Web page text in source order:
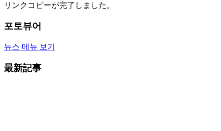
リンクコピーが完了しました。
포토뷰어
뉴스 메뉴 보기
最新記事